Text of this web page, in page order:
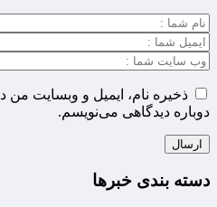
ذخیره نام، ایمیل و وبسایت من
دوباره دیدگاهی می‌نویسم.
دسته بندی خبرها